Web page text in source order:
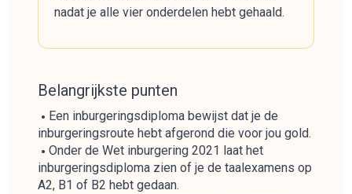
nadat je alle vier onderdelen hebt gehaald.
Belangrijkste punten
Een inburgeringsdiploma bewijst dat je de
inburgeringsroute hebt afgerond die voor jou gold.
Onder de Wet inburgering 2021 laat het
inburgeringsdiploma zien of je de taalexamens op
A2, B1 of B2 hebt gedaan.